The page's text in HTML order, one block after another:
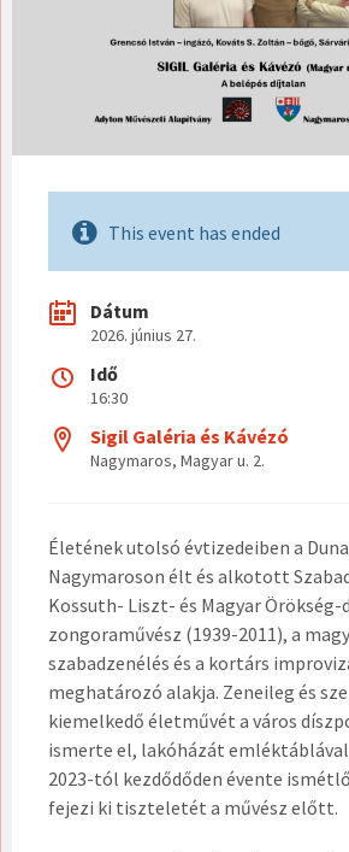
This event has ended
Dátum
2026. június 27.
Idő
16:30
Sigil Galéria és Kávézó
Nagymaros, Magyar u. 2.
Életének utolsó évtizedeiben a
Nagymaroson élt és alkotott
Kossuth- Liszt- és Magyar Örökség-
zongoraművész (1939-2011), a
szabadzenélés és a kortárs
meghatározó alakja. Zeneileg és
kiemelkedő életművét a város
ismerte el, lakóházát
2023-tól kezdődőden évente
fejezi ki tiszteletét a művész előtt.